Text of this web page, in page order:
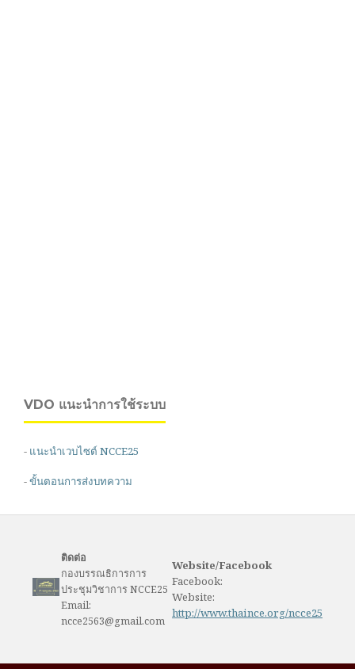
VDO แนะนำการใช้ระบบ
- แนะนำเวบไซต์ NCCE25
-ขั้นตอนการส่งบทความ
ติดต่อ
กองบรรณธิการการ
ประชุมวิชาการ NCCE25
Email:
ncce2563@gmail.com
Website/Facebook
Facebook:
Website:
http://www.thaince.org/ncce25